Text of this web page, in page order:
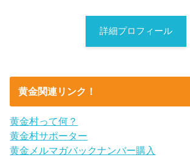
詳細プロフィール
黄金関連リンク！
黄金村って何？
黄金村サポーター
黄金メルマガバックナンバー購入